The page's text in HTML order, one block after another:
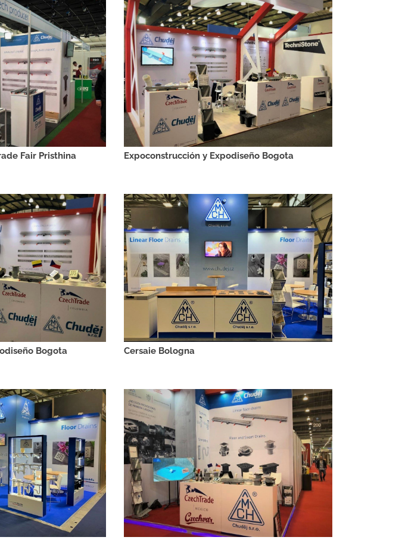
Fair Pristhina Expoconstrucción y Expodiseño Bogota
Bogota Cersaie Bologna